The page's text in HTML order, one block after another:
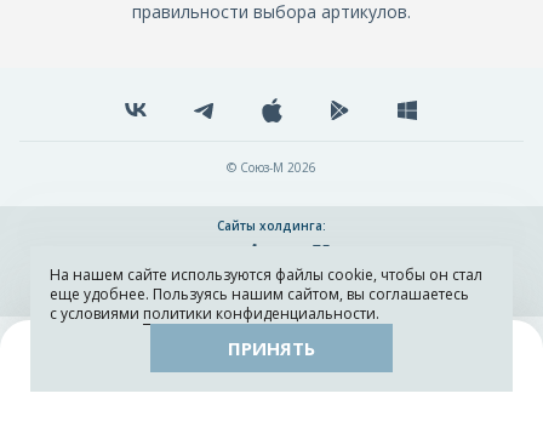
Каталог Остатки тканей
правильности выбора артикулов.
© Союз-М 2026
Сайты холдинга:
Разработка и поддержка сайта ADN
На нашем сайте используются файлы cookie, чтобы он стал
еще удобнее. Пользуясь нашим сайтом, вы соглашаетесь
с условиями политики конфиденциальности.
ПРИНЯТЬ